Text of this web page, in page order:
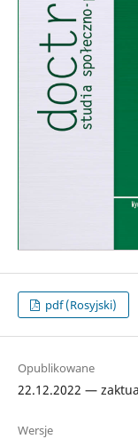
pdf (Rosyjski)
Opublikowane
22.12.2022 —
Wersje